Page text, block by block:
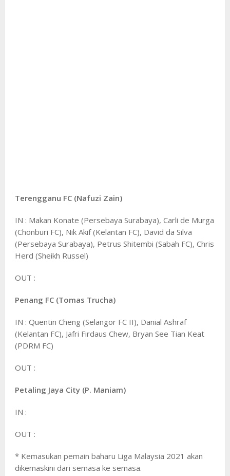
Terengganu FC (Nafuzi Zain)
IN : Makan Konate (Persebaya Surabaya), Carli de Murga
(Chonburi FC), Nik Akif (Kelantan FC), David da Silva
(Persebaya Surabaya), Petrus Shitembi (Sabah FC), Chris
Herd (Sheikh Russel)
OUT :
Penang FC (Tomas Trucha)
IN : Quentin Cheng (Selangor FC II), Danial Ashraf
(Kelantan FC), Jafri Firdaus Chew, Bryan See Tian Keat
(PDRM FC)
OUT :
Petaling Jaya City (P. Maniam)
IN :
OUT :
* Kemasukan pemain baharu Liga Malaysia 2021 akan
dikemaskini dari semasa ke semasa.